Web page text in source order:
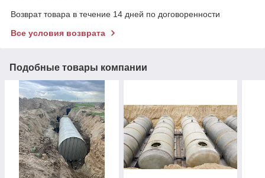
Возврат товара в течение 14 дней по договоренности
Все условия возврата
Подобные товары компании